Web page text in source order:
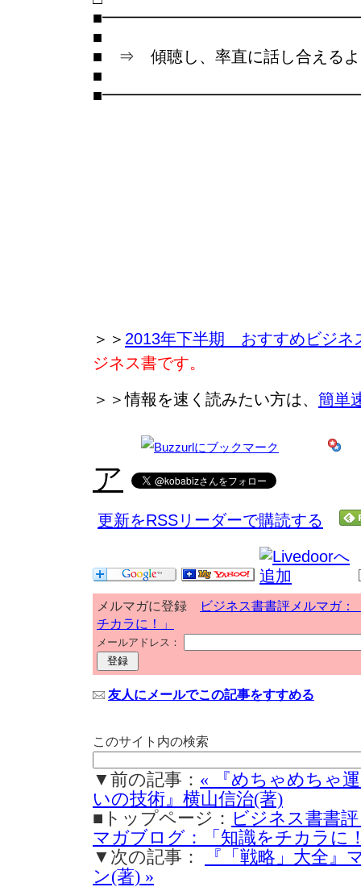
■
■ ⇒ 傾聴し、率直に話し合えるよ
■
＞＞ 2013年下半期 おすすめビジネ
ジネス書です。
＞＞情報を速く読みたい方は、 簡単
ア
更新をRSSリーダーで購読する
メルマガに登録
ビジネス書書評メルマガ：
チカラに！」
メールアドレス：
友人にメールでこの記事をすすめる
このサイト内の検索
▼前の記事： « 『めちゃめちゃ
いの技術』横山信治(著)
■トップページ： ビジネス書書
マガブログ：「知識をチカラに
▼次の記事：
『「戦略」大全』
ン(著) »